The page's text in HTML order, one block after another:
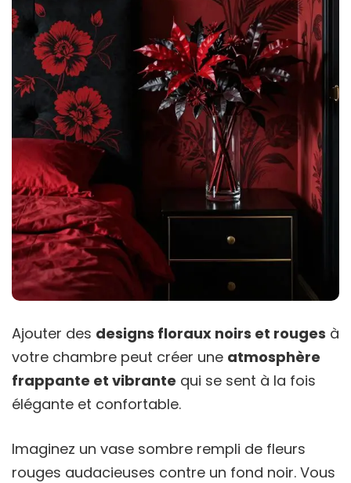
Ajouter des designs floraux noirs et rouges à
votre chambre peut créer une atmosphère
frappante et vibrante qui se sent à la fois
élégante et confortable.
Imaginez un vase sombre rempli de fleurs
rouges audacieuses contre un fond noir. Vous